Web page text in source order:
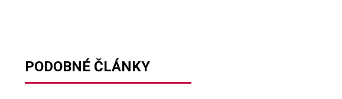
PODOBNÉ ČLÁNKY